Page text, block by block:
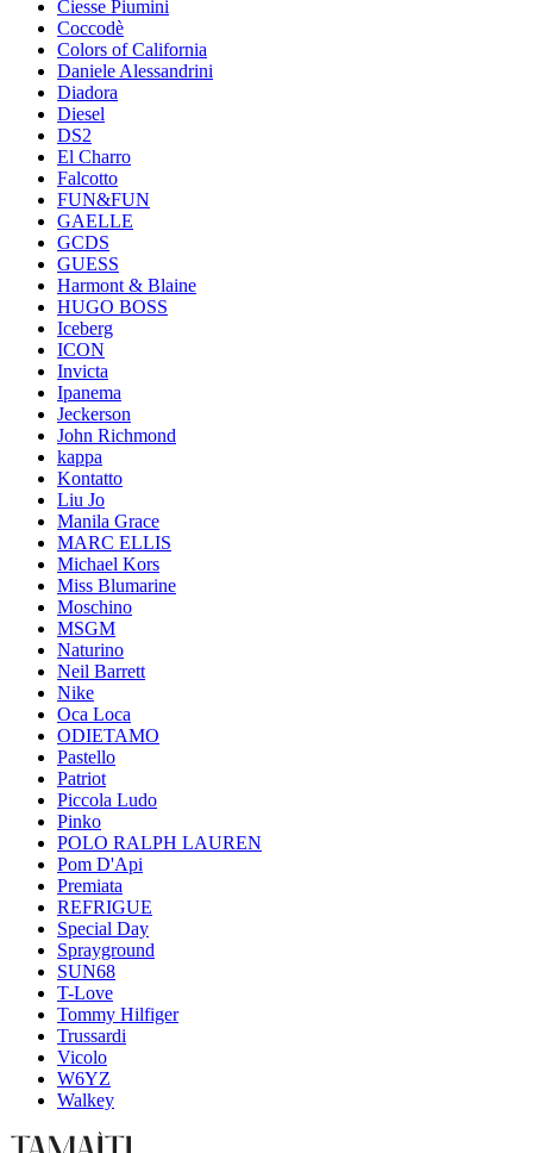
Ciesse Piumini
Coccodè
Colors of California
Daniele Alessandrini
Diadora
Diesel
DS2
El Charro
Falcotto
FUN&FUN
GAELLE
GCDS
GUESS
Harmont & Blaine
HUGO BOSS
Iceberg
ICON
Invicta
Ipanema
Jeckerson
John Richmond
kappa
Kontatto
Liu Jo
Manila Grace
MARC ELLIS
Michael Kors
Miss Blumarine
Moschino
MSGM
Naturino
Neil Barrett
Nike
Oca Loca
ODIETAMO
Pastello
Patriot
Piccola Ludo
Pinko
POLO RALPH LAUREN
Pom D'Api
Premiata
REFRIGUE
Special Day
Sprayground
SUN68
T-Love
Tommy Hilfiger
Trussardi
Vicolo
W6YZ
Walkey